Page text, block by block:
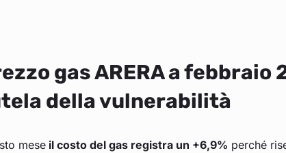
gas ARERA a
della vulnerabilità
meseil costo del gas registra un +6,9% perché